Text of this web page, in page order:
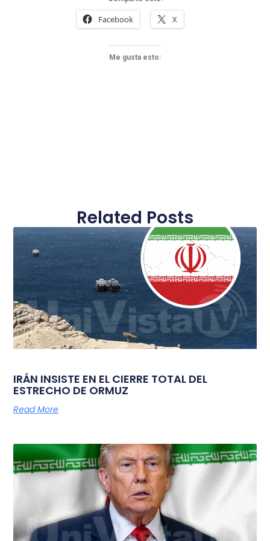
Facebook X
Me gusta esto:
Related Posts
IRÁN INSISTE EN EL CIERRE TOTAL DEL
ESTRECHO DE ORMUZ
Read More